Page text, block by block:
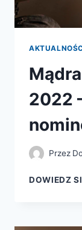
2022
Przez
DOWIEDZ